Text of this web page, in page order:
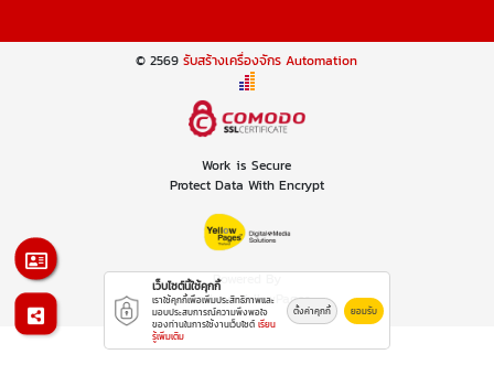
© 2569รับสร้างเครื่องจักร Automation
Work is Secure
Protect Data With Encrypt
Powered By
Thailand YellowPages
เว็บไซต์นี้ใช้คุกกี้
เราใช้คุกกี้เพื่อเพิ่มประสิทธิภาพและ
มอบประสบการณ์ความพึงพอใจ
ของท่านในการใช้งานเว็บไซต์ เรียน
รู้เพิ่มเติม
ตั้งค่าคุกกี้ ยอมรับ